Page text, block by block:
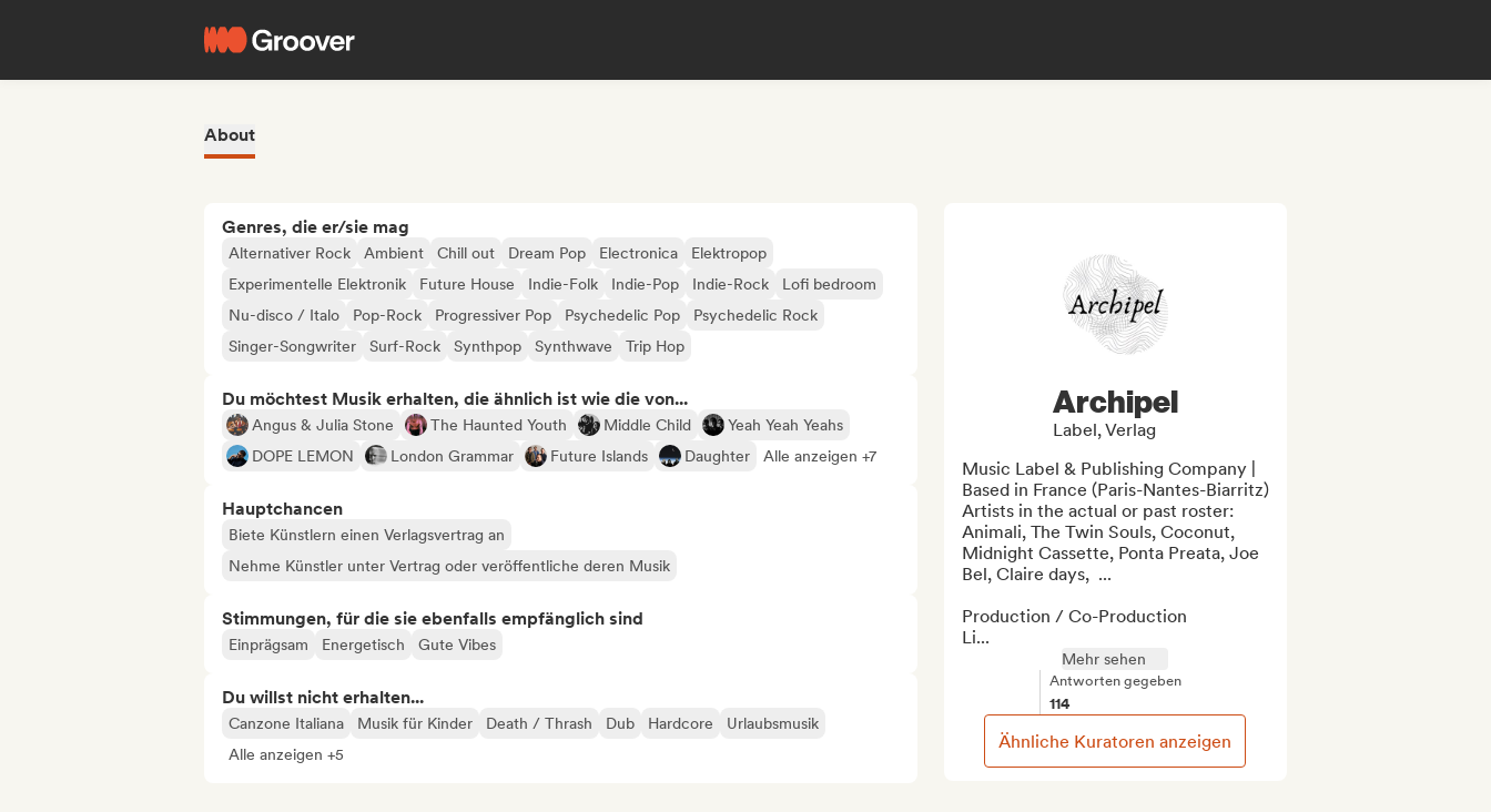
About
Genres, die er/sie mag
Alternativer Rock Ambient Chill out Dream Pop Electronica
Elektropop
Experimentelle Elektronik
Future House Indie-Folk Indie-Pop Indie-Rock
Lofi bedroom
Nu-disco / Italo
Pop-Rock Progressiver Pop Psychedelic Pop
Psychedelic Rock
Singer-Songwriter
Surf-Rock Synthpop Synthwave Trip Hop
Du möchtest Musik erhalten, die ähnlich ist wie die von...
Angus & Julia Stone The Haunted Youth Middle Child
Yeah Yeah Yeahs
DOPE LEMON
London Grammar Future Islands Daughter Alle anzeigen +7
Hauptchancen
Biete Künstlern einen Verlagsvertrag an
Nehme Künstler unter Vertrag oder veröffentliche deren Musik
Stimmungen, für die sie ebenfalls empfänglich sind
Einprägsam Energetisch Gute Vibes
Du willst nicht erhalten...
Canzone Italiana Musik für Kinder Death / Thrash Dub Hardcore
Urlaubsmusik
Alle anzeigen +5
Archipel
Label, Verlag
Music Label & Publishing Company |
Based in France (Paris-Nantes-Biarritz)
Artists in the actual or past roster:
Animali, The Twin Souls, Coconut,
Midnight Cassette, Ponta Preata, Joe
Bel, Claire days,  ...
Production / Co-Production
Li...
Mehr sehen
Antworten gegeben
114
Ähnliche Kuratoren anzeigen